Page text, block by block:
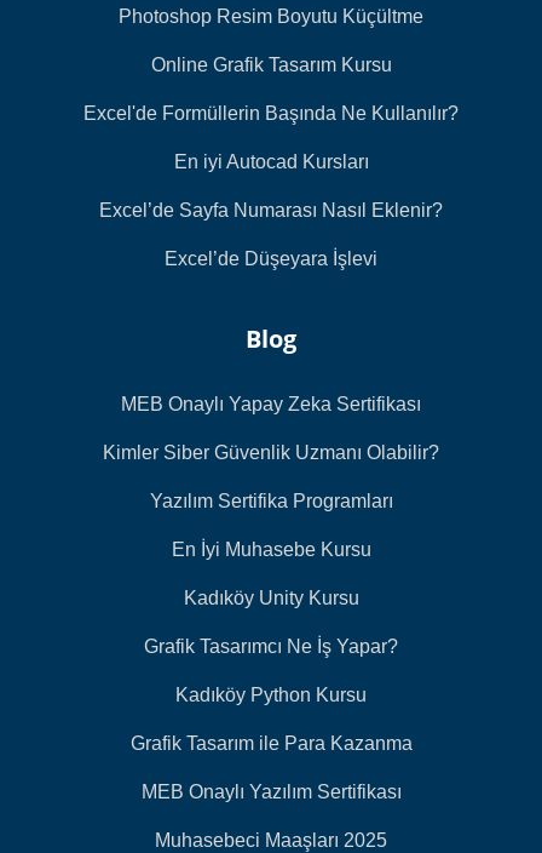
Photoshop Resim Boyutu Küçültme
Online Grafik Tasarım Kursu
Excel'de Formüllerin Başında Ne Kullanılır?
En iyi Autocad Kursları
Excel’de Sayfa Numarası Nasıl Eklenir?
Excel’de Düşeyara İşlevi
Blog
MEB Onaylı Yapay Zeka Sertifikası
Kimler Siber Güvenlik Uzmanı Olabilir?
Yazılım Sertifika Programları
En İyi Muhasebe Kursu
Kadıköy Unity Kursu
Grafik Tasarımcı Ne İş Yapar?
Kadıköy Python Kursu
Grafik Tasarım ile Para Kazanma
MEB Onaylı Yazılım Sertifikası
Muhasebeci Maaşları 2025